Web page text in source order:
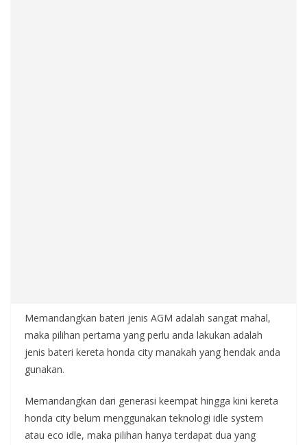
Memandangkan bateri jenis AGM adalah sangat mahal,
maka pilihan pertama yang perlu anda lakukan adalah
jenis bateri kereta honda city manakah yang hendak anda
gunakan.
Memandangkan dari generasi keempat hingga kini kereta
honda city belum menggunakan teknologi idle system
atau eco idle, maka pilihan hanya terdapat dua yang